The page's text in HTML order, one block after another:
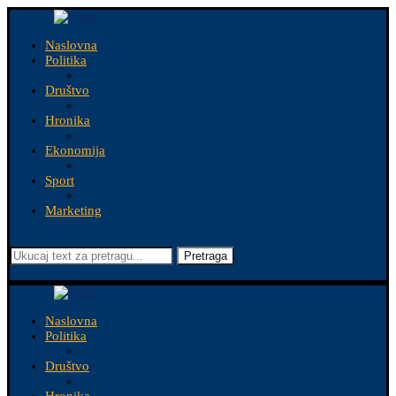
Naslovna
Politika
Društvo
Hronika
Ekonomija
Sport
Marketing
Pretraga
Naslovna
Politika
Društvo